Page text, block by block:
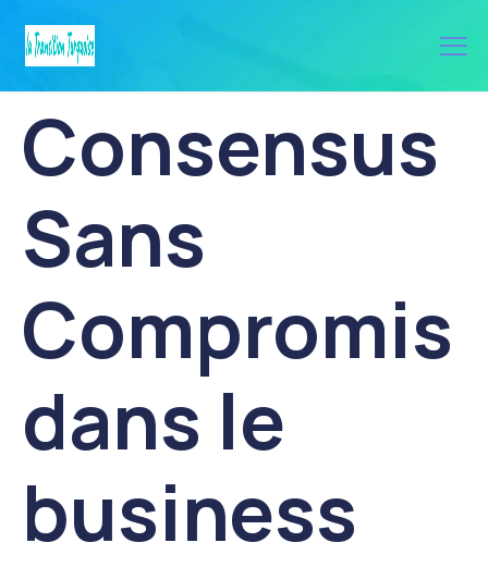
Consensus
Sans
Compromis
dans le
business